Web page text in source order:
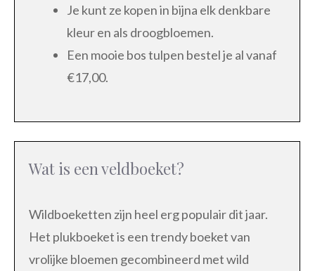
Je kunt ze kopen in bijna elk denkbare
kleur en als droogbloemen.
Een mooie bos tulpen bestel je al vanaf
€17,00.
Wat is een veldboeket?
Wildboeketten zijn heel erg populair dit jaar.
Het plukboeket is een trendy boeket van
vrolijke bloemen gecombineerd met wild